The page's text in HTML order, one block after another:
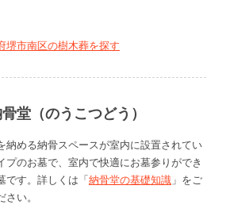
堺市南区の樹木葬を探す
堂（のうこつどう）
納める納骨スペースが室内に設置されてい
プのお墓で、室内で快適にお墓参りができ
です。詳しくは「納骨堂の基礎知識 」をご
さい。